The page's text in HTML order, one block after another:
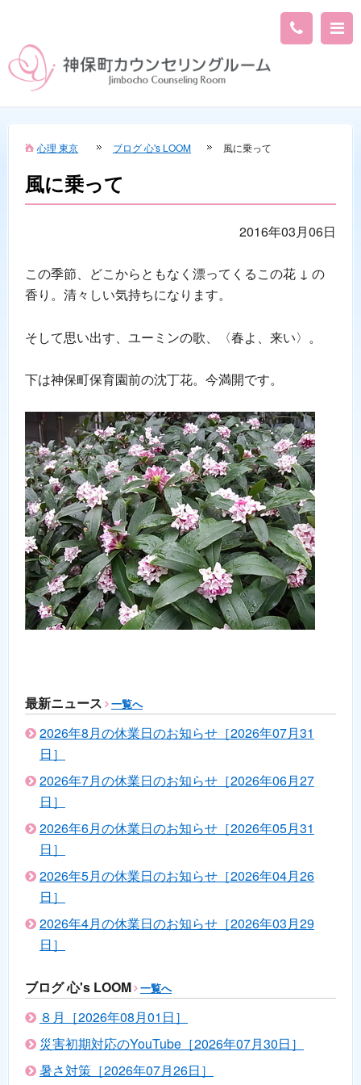
心理 東京 ブログ 心's LOOM 風に乗って
風に乗って
2016年03月06日
この季節、どこからともなく漂ってくるこの花 ↓ の
香り。清々しい気持ちになります。
そして思い出す、ユーミンの歌、〈春よ、来い〉。
下は神保町保育園前の沈丁花。今満開です。
最新ニュース 一覧へ
2026年8月の休業日のお知らせ［2026年07月31
日］
2026年7月の休業日のお知らせ［2026年06月27
日］
2026年6月の休業日のお知らせ［2026年05月31
日］
2026年5月の休業日のお知らせ［2026年04月26
日］
2026年4月の休業日のお知らせ［2026年03月29
日］
ブログ 心's LOOM 一覧へ
８月［2026年08月01日］
災害初期対応のYouTube［2026年07月30日］
暑さ対策［2026年07月26日］